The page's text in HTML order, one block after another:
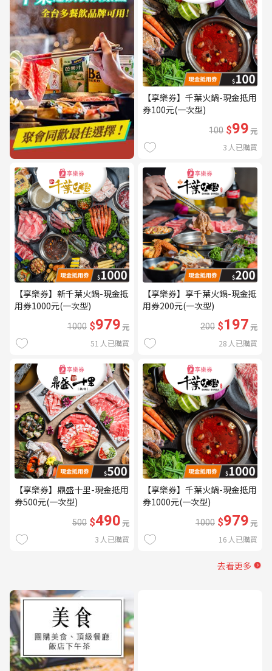
【享樂券】千葉火鍋-現金抵用
券100元(一次型)
100 $99元
3 人已購買
【享樂券】新千葉火鍋-現金抵
用券1000元(一次型)
1000 $979元
51 人已購買
【享樂券】享千葉火鍋-現金抵
用券200元(一次型)
200 $197元
28 人已購買
【享樂券】鼎盛十里-現金抵用
券500元(一次型)
500 $490元
3 人已購買
【享樂券】千葉火鍋-現金抵用
券1000元(一次型)
1000 $979元
16 人已購買
去看更多